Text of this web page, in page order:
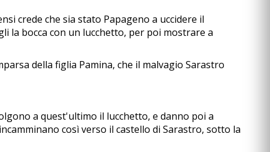
crede che sia stato Papageno a uccidere il
la bocca con un lucchetto, per poi mostrare a
della figlia Pamina, che il malvagio Sarastro
a quest'ultimo il lucchetto, e danno poi a
così verso il castello di Sarastro, sotto la